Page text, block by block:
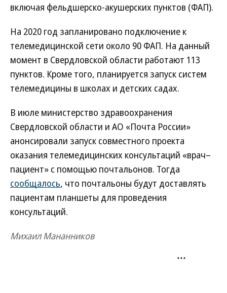
включая фельдшерско-акушерских пунктов (ФАП).
На 2020 год запланировано подключение к
телемедицинской сети около 90 ФАП. На данный
момент в Свердловской области работают 113
пунктов. Кроме того, планируется запуск систем
телемедицины в школах и детских садах.
В июле министерство здравоохранения
Свердловской области и АО «Почта России»
анонсировали запуск совместного проекта
оказания телемедицинских консультаций «врач–
пациент» с помощью почтальонов. Тогда
сообщалось, что почтальоны будут доставлять
пациентам планшеты для проведения
консультаций.
Михаил Мананников